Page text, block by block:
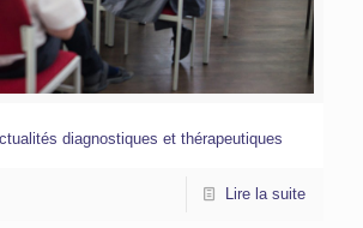
diagnostiques et thérapeutiques
Lire la suite